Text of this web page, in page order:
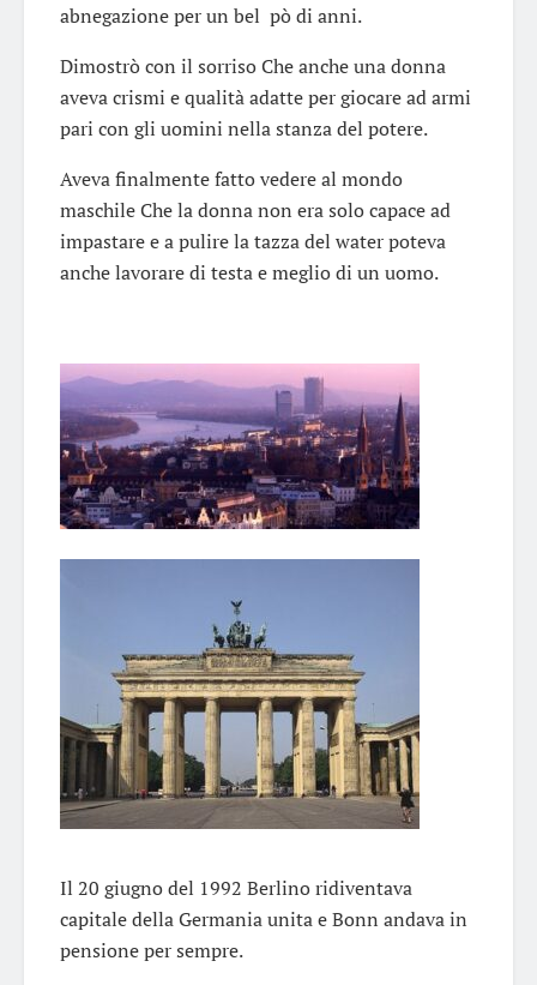
abnegazione per un bel pò di anni.
Dimostrò con il sorriso Che anche una donna
aveva crismi e qualità adatte per giocare ad armi
pari con gli uomini nella stanza del potere.
Aveva finalmente fatto vedere al mondo
maschile Che la donna non era solo capace ad
impastare e a pulire la tazza del water poteva
anche lavorare di testa e meglio di un uomo.
Il 20 giugno del 1992 Berlino ridiventava
capitale della Germania unita e Bonn andava in
pensione per sempre.